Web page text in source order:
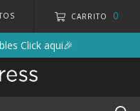
CARRITO 0
Click aqui🎉